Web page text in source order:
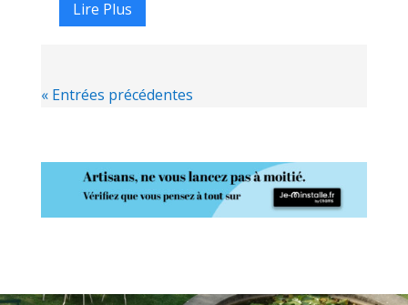
Lire Plus
« Entrées précédentes